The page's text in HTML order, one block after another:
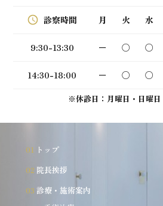
schedule 診察時間 月 火 水
9:30-13:30 ー ○ ○
14:30-18:00 ー ○ ○
※休診日：月曜日・日曜
トップ
院長挨拶
診療・施術案内